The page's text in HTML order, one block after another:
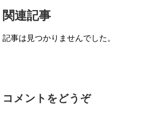
関連記事
記事は見つかりませんでした。
コメントをどうぞ